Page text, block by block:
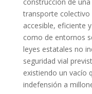
transporte colectivo
accesible, eficiente
como de entornos
leyes estatales no
seguridad vial
existiendo un vacío
indefensión a